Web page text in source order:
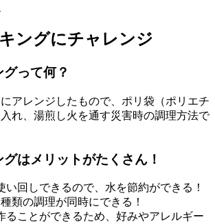
ングにチャレンジ
って何？
アレンジしたもので、ポリ袋（ポリエチ
れ、湯煎し火を通す災害時の調理方法で
はメリットがたくさん！
い回しできるので、水を節約ができる！
類の調理が同時にできる！
ることができるため、好みやアレルギー